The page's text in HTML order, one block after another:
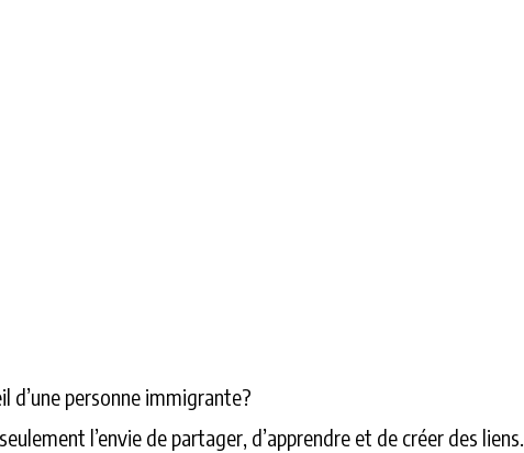
d’une personne immigrante?
l’envie de partager, d’apprendre et de créer des liens.